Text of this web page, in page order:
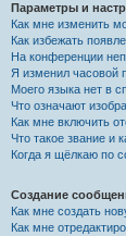
Параметры и
Как мне изменить
Как избежать
На конференции
Я изменил часовой
Моего языка нет в
Что означают
Как мне включить
Что такое звание и
Когда я щёлкаю по
Создание
Как мне создать
Как мне